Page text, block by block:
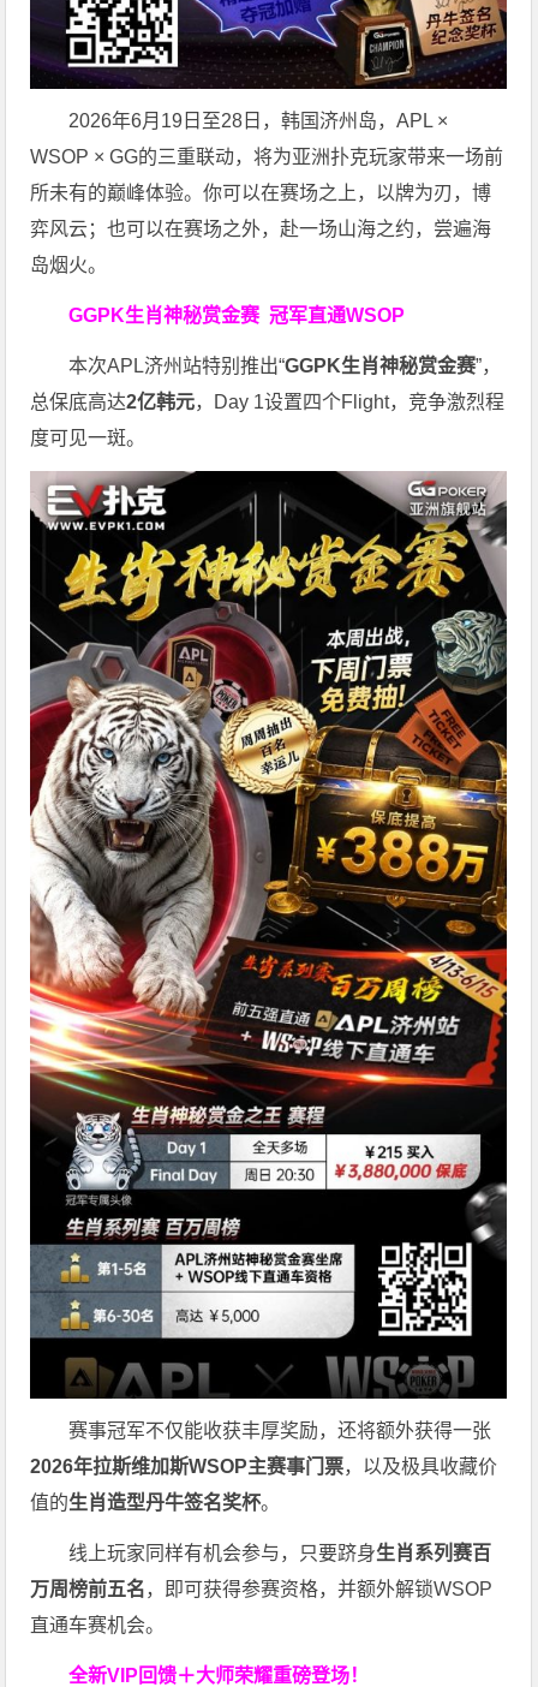
2026年6月19日至28日，韩国济州岛，APL ×
WSOP × GG的三重联动，将为亚洲扑克玩家带来一场前
所未有的巅峰体验。你可以在赛场之上，以牌为刃，博
弈风云；也可以在赛场之外，赴一场山海之约，尝遍海
岛烟火。
GGPK生肖神秘赏金赛冠军直通WSOP
本次APL济州站特别推出“GGPK生肖神秘赏金赛”，
总保底高达2亿韩元，Day 1设置四个Flight，竞争激烈程
度可见一斑。
赛事冠军不仅能收获丰厚奖励，还将额外获得一张
2026年拉斯维加斯WSOP主赛事门票，以及极具收藏价
值的生肖造型丹牛签名奖杯。
线上玩家同样有机会参与，只要跻身生肖系列赛百
万周榜前五名，即可获得参赛资格，并额外解锁WSOP
直通车赛机会。
全新VIP回馈＋大师荣耀重磅登场！